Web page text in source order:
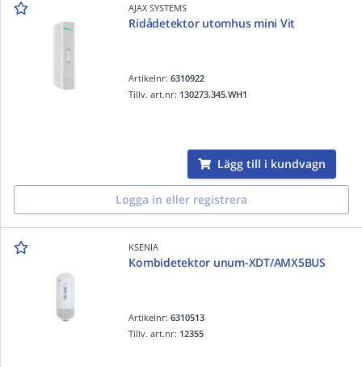
AJAX SYSTEMS
Ridådetektor utomhus mini Vit
Artikelnr:6310922
Tillv. art.nr: 130273.345.WH1
Lägg till i kundvagn
Logga in eller registrera
KSENIA
Kombidetektor unum-XDT/AMX5BUS
Artikelnr:6310513
Tillv. art.nr: 12355